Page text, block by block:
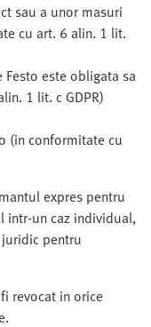
sau a unor masuri
cu art. 6 alin. 1 lit.
este obligata sa
1 lit. c GDPR)
(in conformitate cu
expres pentru
intr-un caz individual,
pentru
revocat in orice